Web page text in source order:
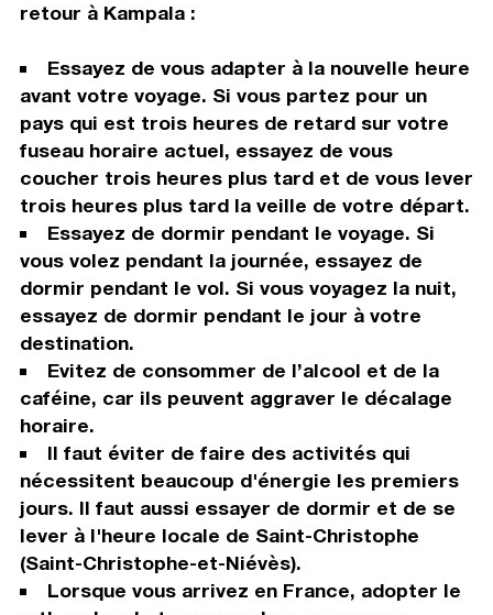
retour à Kampala :
Essayez de vous adapter à la nouvelle heure
avant votre voyage. Si vous partez pour un
pays qui est trois heures de retard sur votre
fuseau horaire actuel, essayez de vous
coucher trois heures plus tard et de vous lever
trois heures plus tard la veille de votre départ.
Essayez de dormir pendant le voyage. Si
vous volez pendant la journée, essayez de
dormir pendant le vol. Si vous voyagez la nuit,
essayez de dormir pendant le jour à votre
destination.
Evitez de consommer de l’alcool et de la
caféine, car ils peuvent aggraver le décalage
horaire.
Il faut éviter de faire des activités qui
nécessitent beaucoup d'énergie les premiers
jours. Il faut aussi essayer de dormir et de se
lever à l'heure locale de Saint-Christophe
(Saint-Christophe-et-Niévès).
Lorsque vous arrivez en France, adopter le